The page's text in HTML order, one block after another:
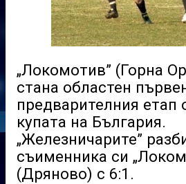
„Локомотив” (Горна
стана областен
предварителния етап
купата на България.
„Железничарите”
съименника си
(Дряново) с 6:1.